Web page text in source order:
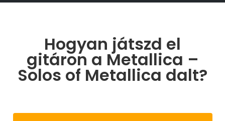
Hogyan játszd el
gitáron a Metallica –
Solos of Metallica dalt?